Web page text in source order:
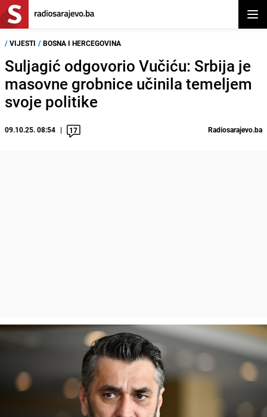
/ VIJESTI / BOSNA I HERCEGOVINA
Suljagić odgovorio Vučiću: Srbija je
masovne grobnice učinila temeljem
svoje politike
09.10.25. 08:54 17 Radiosarajevo.ba